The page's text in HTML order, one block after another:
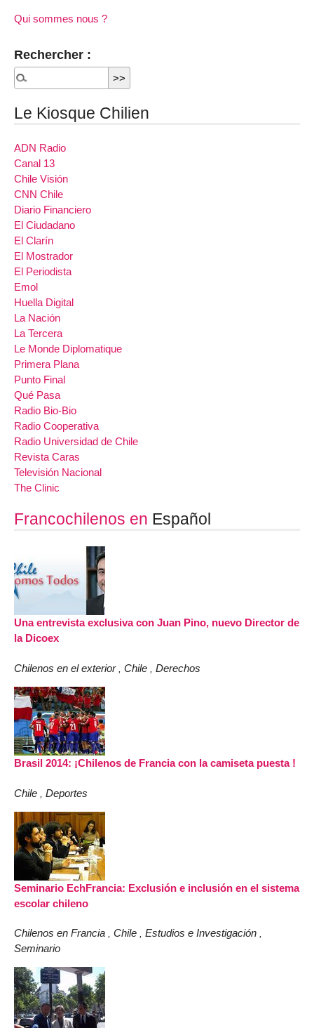
Qui sommes nous ?
Rechercher :
Le Kiosque Chilien
ADN Radio
Canal 13
Chile Visión
CNN Chile
Diario Financiero
El Ciudadano
El Clarín
El Mostrador
El Periodista
Emol
Huella Digital
La Nación
La Tercera
Le Monde Diplomatique
Primera Plana
Punto Final
Qué Pasa
Radio Bio-Bio
Radio Cooperativa
Radio Universidad de Chile
Revista Caras
Televisión Nacional
The Clinic
Francochilenos en Español
Una entrevista exclusiva con Juan Pino, nuevo Director de
la Dicoex
Chilenos en el exterior Chile Derechos
Brasil 2014: ¡Chilenos de Francia con la camiseta puesta !
Chile Deportes
Seminario EchFrancia: Exclusión e inclusión en el sistema
escolar chileno
Chilenos en Francia , Chile , Estudios e Investigación ,
Seminario